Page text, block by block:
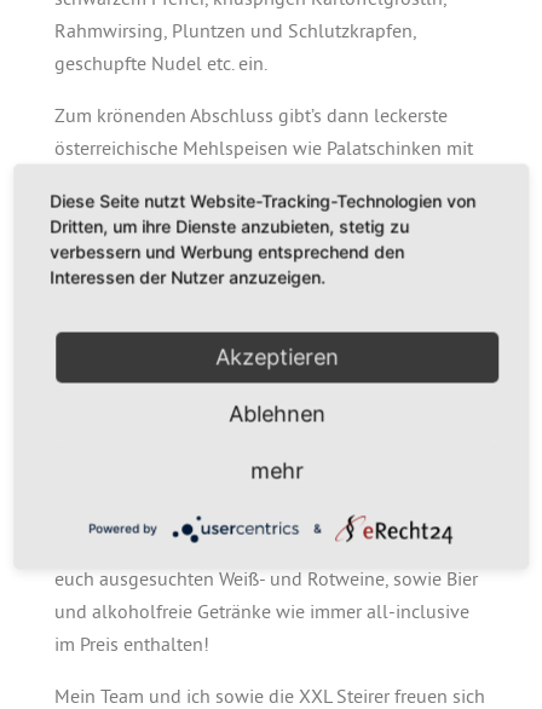
Rahmwirsing, Pluntzen und Schlutzkrapfen,
geschupfte Nudel etc. ein.
Zum krönenden Abschluss gibt’s dann leckerste
österreichische Mehlspeisen wie Palatschinken mit
Kaiserschmarrn mit Quitte-, Apfel-,
Zwetschgenröster, lockere Dampfnudeln, gefüllte
Hefebuchteln mit Bourbon-Vanillesauce,
und andere typische Spezialitäten aus den Bergen.
den aktuellen Wochenmarktangeboten und
Außer Schnäpse sind die Musik, alle leckeren für
euch ausgesuchten Weiß- und Rotweine, sowie Bier
und alkoholfreie Getränke wie immer all-inclusive
im Preis enthalten!
Mein Team und ich sowie die XXL Steirer freuen sich
Diese Seite nutzt Website-Tracking-Technologien von
Dritten, um ihre Dienste anzubieten, stetig zu
verbessern und Werbung entsprechend den
Interessen der Nutzer anzuzeigen.
Akzeptieren
Ablehnen
mehr
Powered by &